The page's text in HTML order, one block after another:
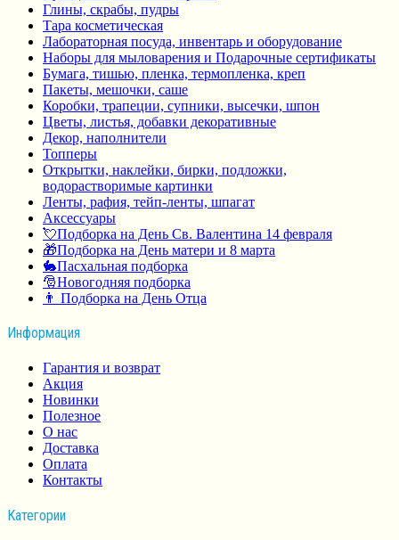
Глины, скрабы, пудры
Тара косметическая
Лабораторная посуда, инвентарь и оборудование
Наборы для мыловарения и Подарочные сертификаты
Бумага, тишью, пленка, термопленка, креп
Пакеты, мешочки, саше
Коробки, трапеции, супники, высечки, шпон
Цветы, листья, добавки декоративные
Декор, наполнители
Топперы
Открытки, наклейки, бирки, подложки,
водорастворимые картинки
Ленты, рафия, тейп-ленты, шпагат
Аксессуары
💘Подборка на День Св. Валентина 14 февраля
🎁Подборка на День матери и 8 марта
🐇Пасхальная подборка
🎅Новогодняя подборка
👨 Подборка на День Отца
Информация
Гарантия и возврат
Акция
Новинки
Полезное
О нас
Доставка
Оплата
Контакты
Категории